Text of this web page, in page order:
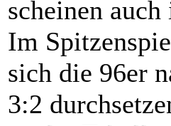
scheinen
Im
sich die 96er
3:2